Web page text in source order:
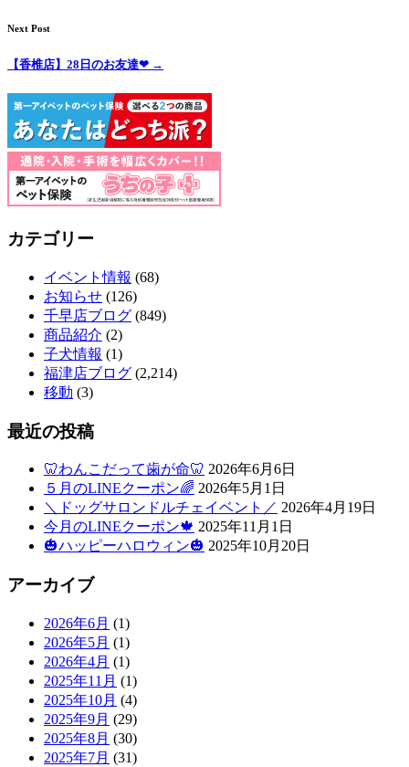
Next Post
【香椎店】28日のお友達❤ →
カテゴリー
イベント情報 (68)
お知らせ (126)
千早店ブログ (849)
商品紹介 (2)
子犬情報 (1)
福津店ブログ (2,214)
移動 (3)
最近の投稿
🦷わんこだって歯が命🦷 2026年6月6日
５月のLINEクーポン🌈 2026年5月1日
＼ドッグサロンドルチェイベント／ 2026年4月19日
今月のLINEクーポン🍁 2025年11月1日
🎃ハッピーハロウィン🎃 2025年10月20日
アーカイブ
2026年6月 (1)
2026年5月 (1)
2026年4月 (1)
2025年11月 (1)
2025年10月 (4)
2025年9月 (29)
2025年8月 (30)
2025年7月 (31)